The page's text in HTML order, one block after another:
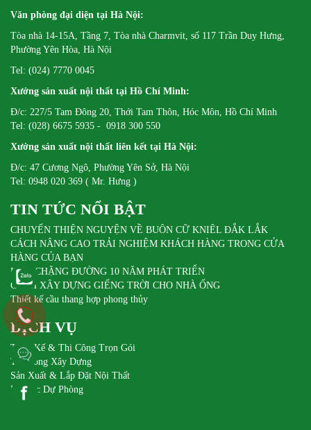
Văn phòng đại diện tại Hà Nội:
Tòa nhà 14-15A, Tầng 7, Tòa nhà Charmvit, số 117 Trần Duy Hưng,
Phường Yên Hòa, Hà Nội
Tel: (024) 7770 0045
Xưởng sản xuất nội thất tại Hồ Chí Minh:
Đ/c: 227/5 Tam Đông 20, Thới Tam Thôn, Hóc Môn, Hồ Chí Minh
Tel: (028) 6675 5935 - 0918 300 550
Xưởng sản xuất nội thất liên kết tại Hà Nội:
Đ/c: 47 Cương Ngô, Phường Yên Sở, Hà Nội
Tel: 0948 020 369 ( Mr. Hưng )
TIN TỨC NỔI BẬT
CHUYẾN THIỆN NGUYỆN VỀ BUÔN CỮ KNIÊL ĐẮK LẮK
CÁCH NÂNG CAO TRẢI NGHIỆM KHÁCH HÀNG TRONG CỬA
HÀNG CỦA BẠN
DIFA CHẶNG ĐƯỜNG 10 NĂM PHÁT TRIỂN
CÁCH XÂY DỰNG GIẾNG TRỜI CHO NHÀ ỐNG
Thiết kế cầu thang hợp phong thủy
DỊCH VỤ
Thiết Kế & Thi Công Trọn Gói
Thi Công Xây Dựng
Sản Xuất & Lắp Đặt Nội Thất
Pin Sạc Dự Phòng